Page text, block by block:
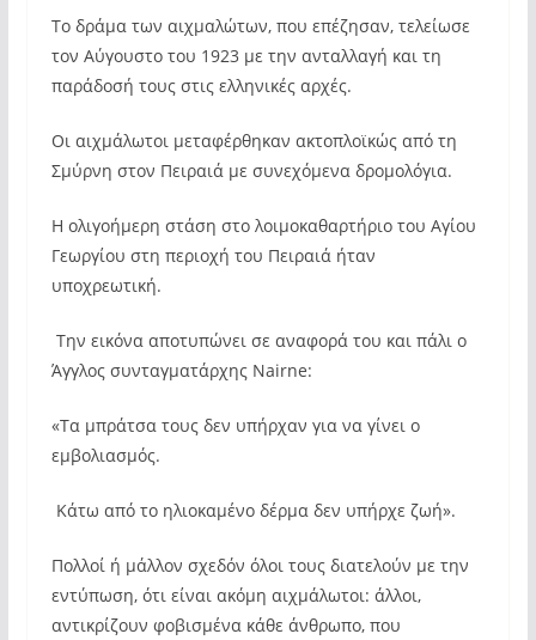
Το δράμα των αιχμαλώτων, που επέζησαν, τελείωσε
τον Αύγουστο του 1923 με την ανταλλαγή και τη
παράδοσή τους στις ελληνικές αρχές.
Οι αιχμάλωτοι μεταφέρθηκαν ακτοπλοϊκώς από τη
Σμύρνη στον Πειραιά με συνεχόμενα δρομολόγια.
Η ολιγοήμερη στάση στο λοιμοκαθαρτήριο του Αγίου
Γεωργίου στη περιοχή του Πειραιά ήταν
υποχρεωτική.
Την εικόνα αποτυπώνει σε αναφορά του και πάλι ο
Άγγλος συνταγματάρχης Nairne:
«Τα μπράτσα τους δεν υπήρχαν για να γίνει ο
εμβολιασμός.
Κάτω από το ηλιοκαμένο δέρμα δεν υπήρχε ζωή».
Πολλοί ή μάλλον σχεδόν όλοι τους διατελούν με την
εντύπωση, ότι είναι ακόμη αιχμάλωτοι: άλλοι,
αντικρίζουν φοβισμένα κάθε άνθρωπο, που